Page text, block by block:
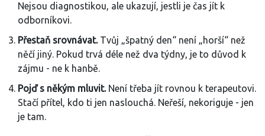
Nejsou diagnostikou, ale ukazují, jestli je čas jít k
odborníkovi.
Přestaň srovnávat.Tvůj „špatný den“ není „horší“ než
něčí jiný. Pokud trvá déle než dva týdny, je to důvod k
zájmu - ne k hanbě.
Pojď s někým mluvit.Není třeba jít rovnou k terapeutovi.
Stačí přítel, kdo ti jen naslouchá. Neřeší, nekoriguje - jen
je tam.